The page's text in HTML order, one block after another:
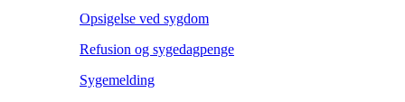
Opsigelse ved sygdom
Refusion og sygedagpenge
Sygemelding